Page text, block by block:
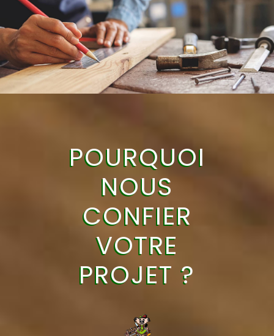
POURQUOI
NOUS
CONFIER
VOTRE
PROJET ?